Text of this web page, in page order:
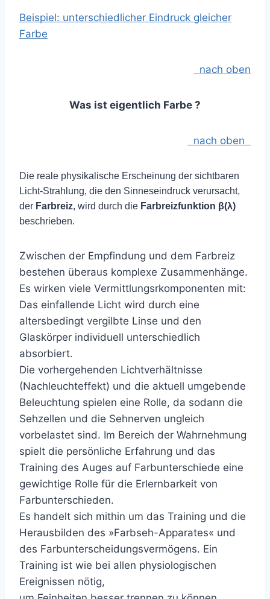
Beispiel: unterschiedlicher Eindruck gleicher
Farbe
nach oben
Was ist eigentlich Farbe ?
nach oben
Die reale physikalische Erscheinung der sichtbaren
Licht-Strahlung, die den Sinneseindruck verursacht,
der Farbreiz, wird durch die Farbreizfunktion β(λ)
beschrieben.
Zwischen der Empfindung und dem Farbreiz
bestehen überaus komplexe Zusammenhänge.
Es wirken viele Vermittlungsrkomponenten mit:
Das einfallende Licht wird durch eine
altersbedingt vergilbte Linse und den
Glaskörper individuell unterschiedlich
absorbiert.
Die vorhergehenden Lichtverhältnisse
(Nachleuchteffekt) und die aktuell umgebende
Beleuchtung spielen eine Rolle, da sodann die
Sehzellen und die Sehnerven ungleich
vorbelastet sind. Im Bereich der Wahrnehmung
spielt die persönliche Erfahrung und das
Training des Auges auf Farbunterschiede eine
gewichtige Rolle für die Erlernbarkeit von
Farbunterschieden.
Es handelt sich mithin um das Training und die
Herausbilden des »Farbseh-Apparates« und
des Farbunterscheidungsvermögens. Ein
Training ist wie bei allen physiologischen
Ereignissen nötig,